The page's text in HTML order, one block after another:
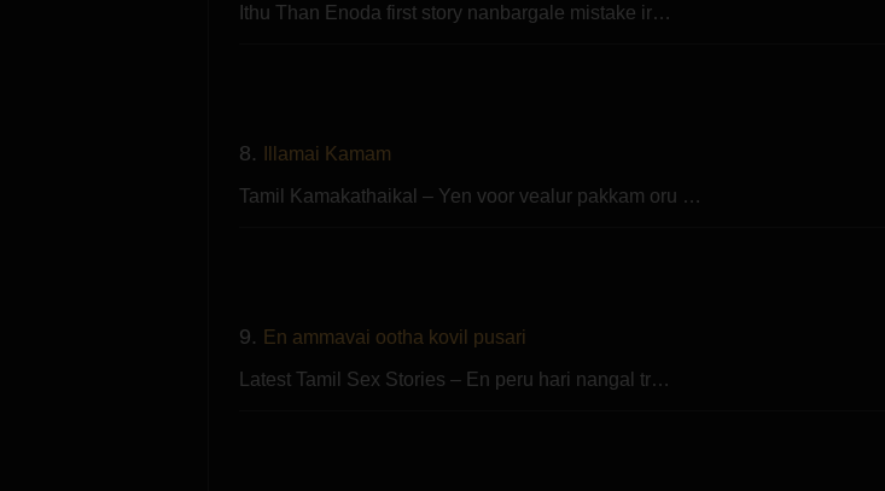
Ithu Than Enoda first story nanbargale mistake ir…
8. Illamai Kamam
Tamil Kamakathaikal – Yen voor vealur pakkam oru …
9. En ammavai ootha kovil pusari
Latest Tamil Sex Stories – En peru hari nangal tr…